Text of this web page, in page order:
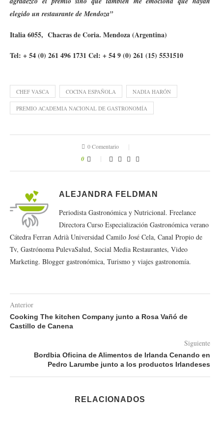
elegido un restaurante de Mendoza”
Italia 6055, Chacras de Coria. Mendoza (Argentina)
Tel: + 54 (0) 261 496 1731 Cel: + 54 9 (0) 261 (15) 5531510
CHEF VASCA COCINA ESPAÑOLA NADIA HARÓN
PREMIO ACADEMIA NACIONAL DE GASTRONOMÍA
0 Comentario
0
ALEJANDRA FELDMAN
Periodista Gastronómica y Nutricional. Freelance
Directora Curso Especialización Gastronómica verano
Cátedra Ferran Adrià Universidad Camilo José Cela, Canal Propio de
Tv, Gastrónoma PulevaSalud, Social Media Restaurantes, Video
Marketing. Blogger gastronómica, Turismo y viajes gastronomía.
Anterior
Cooking The kitchen Company junto a Rosa Vañó de
Castillo de Canena
Siguiente
Bordbia Oficina de Alimentos de Irlanda Cenando en
Pedro Larumbe junto a los productos Irlandeses
RELACIONADOS